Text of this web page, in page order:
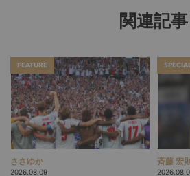
関連記事
FEATURE
ささゆか
2026.08.09
斉藤 宏則